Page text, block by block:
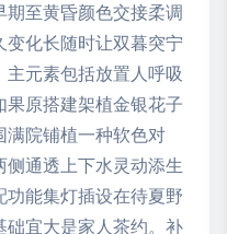
至黄昏颜色交接柔调
化长随时让双暮突宁
元素包括放置人呼吸
原搭建架植金银花子
满院铺植一种软色对
通透上下水灵动添生
能集灯插设在待夏野
础宜大是家人茶约。补